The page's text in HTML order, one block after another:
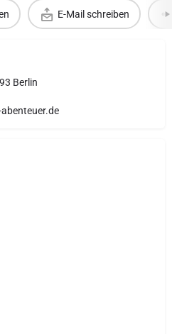
E-Mail schreiben
Berlin